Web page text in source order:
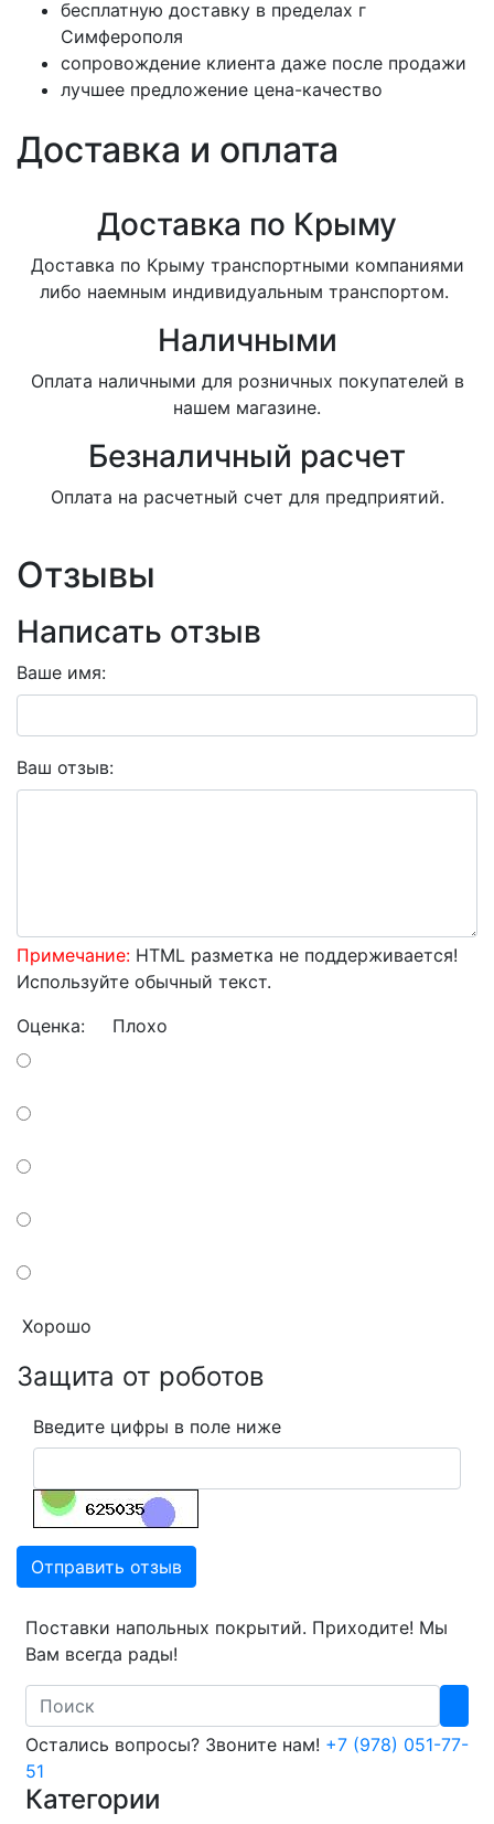
бесплатную доставку в пределах г
Симферополя
сопровождение клиента даже после продажи
лучшее предложение цена-качество
Доставка и оплата
Доставка по Крыму
Доставка по Крыму транспортными компаниями
либо наемным индивидуальным транспортом.
Наличными
Оплата наличными для розничных покупателей в
нашем магазине.
Безналичный расчет
Оплата на расчетный счет для предприятий.
Отзывы
Написать отзыв
Ваше имя:
Ваш отзыв:
Примечание: HTML разметка не поддерживается!
Используйте обычный текст.
Оценка: Плохо
Хорошо
Защита от роботов
Введите цифры в поле ниже
Отправить отзыв
Поставки напольных покрытий. Приходите! Мы
Вам всегда рады!
Search
Остались вопросы? Звоните нам! +7 (978) 051-77-
51
Категории